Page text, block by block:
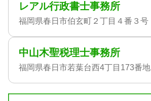
レアル行政書士事務所
福岡県春日市伯玄町２丁目４番３号
中山木聖税理士事務所
福岡県春日市若葉台西4丁目173番地